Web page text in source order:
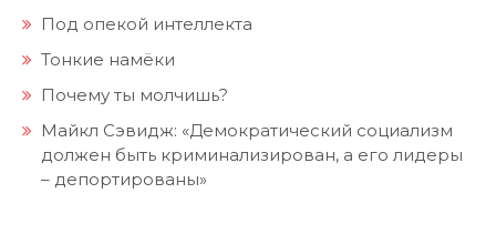
Под опекой интеллекта
Тонкие намёки
Почему ты молчишь?
Майкл Сэвидж: «Демократический социализм
должен быть криминализирован, а его лидеры
– депортированы»